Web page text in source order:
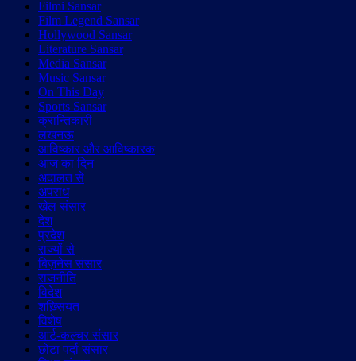
Filmi Sansar
Film Legend Sansar
Hollywood Sansar
Literature Sansar
Media Sansar
Music Sansar
On This Day
Sports Sansar
क्रान्तिकारी
लखनऊ
आविष्कार और आविष्कारक
आज का दिन
अदालत से
अपराध
खेल संसार
देश
प्रदेश
राज्यों से
बिज़नेस संसार
राजनीति
विदेश
शख़्सियत
विशेष
आर्ट-कल्चर संसार
छोटा पर्दा संसार